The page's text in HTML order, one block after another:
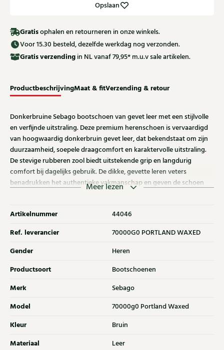
Opslaan
Gratisophalen en retourneren in onze winkels.
Voor 15.30 besteld, dezelfde werkdag nog verzonden.
Gratisverzending in NL vanaf 79,95* m.u.v sale artikelen.
ProductbeschrijvingMaat & fitVerzending & retour
Donkerbruine Sebago bootschoen van gevet leer met een stijlvolle
en verfijnde uitstraling. Deze premium herenschoen is vervaardigd
van hoogwaardig donkerbruin gevet leer, dat bekendstaat om zijn
duurzaamheid, soepele draagcomfort en karaktervolle uitstraling.
De stevige rubberen zool biedt uitstekende grip en langdurig
comfort bij dagelijks gebruik. De dikke, gevette leren veters
benadrukken het authentieke vakmanschap en geven de schoen
en jarenlang meegaat.
Meer lezen
Artikelnummer 44046
Ref. leverancier 70000G0 PORTLAND WAXED
Gender Heren
Productsoort Bootschoenen
Merk Sebago
Model 70000g0 Portland Waxed
Kleur Bruin
Materiaal Leer